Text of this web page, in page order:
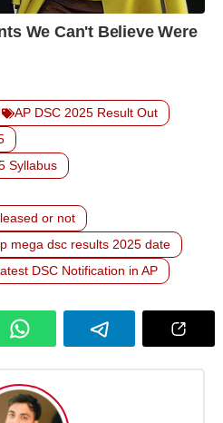
AP DSC 2025 Result Out
Syllabus
or not
mega dsc results 2025 date
DSC Notification in AP